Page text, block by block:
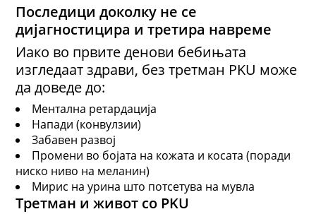
Последици доколку не се
дијагностицира и третира навреме
Иако во првите денови бебињата
изгледаат здрави, без третман PKU може
да доведе до:
Ментална ретардација
Напади (конвулзии)
Забавен развој
Промени во бојата на кожата и косата (поради
ниско ниво на меланин)
Мирис на урина што потсетува на мувла
Третман и живот со PKU